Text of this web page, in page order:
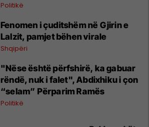
Politikë
Fenomen i çuditshëm në Gjirin e
Lalzit, pamjet bëhen virale
Shqipëri
"Nëse është përfshirë, ka gabuar
rëndë, nuk i falet", Abdixhiku i çon
“selam” Përparim Ramës
Politikë